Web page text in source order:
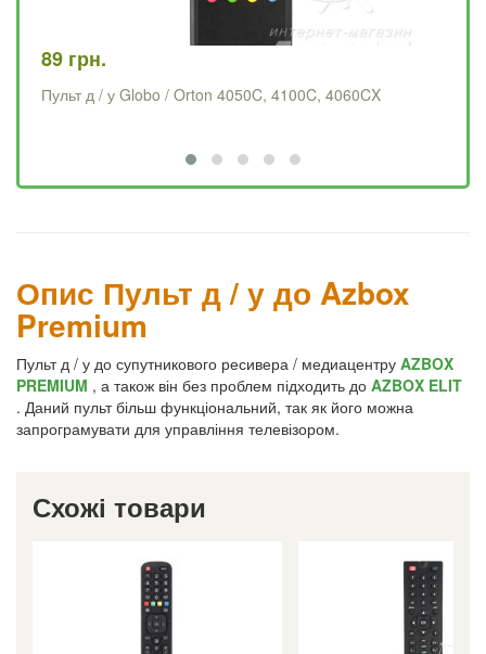
89 грн.
Пульт д / у Globo / Orton 4050C, 4100C, 4060CX
Опис Пульт д / у до Azbox
Premium
Пульт д / у до супутникового ресивера / медиацентру AZBOX
PREMIUM , а також він без проблем підходить до AZBOX ELIT
. Даний пульт більш функціональний, так як його можна
запрограмувати для управління телевізором.
Схожі товари